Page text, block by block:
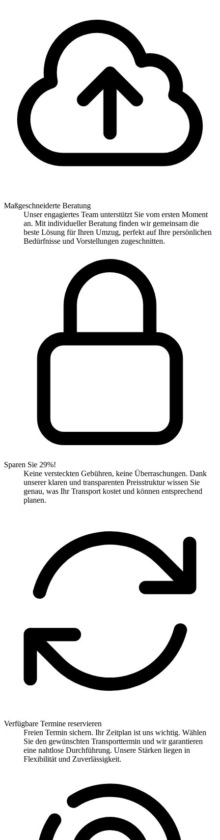
Maßgeschneiderte Beratung
Unser engagiertes Team unterstützt Sie vom ersten Moment
an. Mit individueller Beratung finden wir gemeinsam die
beste Lösung für Ihren Umzug, perfekt auf Ihre persönlichen
Bedürfnisse und Vorstellungen zugeschnitten.
Sparen Sie 29%!
Keine versteckten Gebühren, keine Überraschungen. Dank
unserer klaren und transparenten Preisstruktur wissen Sie
genau, was Ihr Transport kostet und können entsprechend
planen.
Verfügbare Termine reservieren
Freien Termin sichern. Ihr Zeitplan ist uns wichtig. Wählen
Sie den gewünschten Transporttermin und wir garantieren
eine nahtlose Durchführung. Unsere Stärken liegen in
Flexibilität und Zuverlässigkeit.